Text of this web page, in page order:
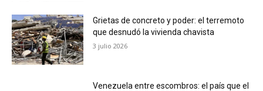
Grietas de concreto y poder: el terremoto
que desnudó la vivienda chavista
3 julio 2026
Venezuela entre escombros: el país que el